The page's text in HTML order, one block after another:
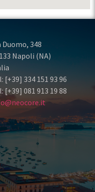
Duomo, 348
Napoli (NA)
[+39] 334 151 93 96
[+39] 081 913 19 88